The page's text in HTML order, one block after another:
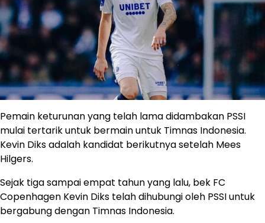
Pemain keturunan yang telah lama didambakan PSSI
mulai tertarik untuk bermain untuk Timnas Indonesia.
Kevin Diks adalah kandidat berikutnya setelah Mees
Hilgers.
Sejak tiga sampai empat tahun yang lalu, bek FC
Copenhagen Kevin Diks telah dihubungi oleh PSSI untuk
bergabung dengan Timnas Indonesia.